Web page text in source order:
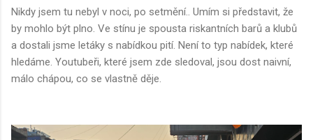
Nikdy jsem tu nebyl v noci, po setmění.. Umím si představit, že
by mohlo být plno. Ve stínu je spousta riskantních barů a klubů
a dostali jsme letáky s nabídkou pití. Není to typ nabídek, které
hledáme. Youtubeři, které jsem zde sledoval, jsou dost naivní,
málo chápou, co se vlastně děje.